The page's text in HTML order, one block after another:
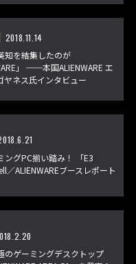
2018.11.14
知を結集したのが
」 ──本国ALIENWARE エ
ヤネス氏インタビュー
ングPC揃い踏み！ 「E3
／ALIENWAREブースレポート
のゲーミングデスクトップ